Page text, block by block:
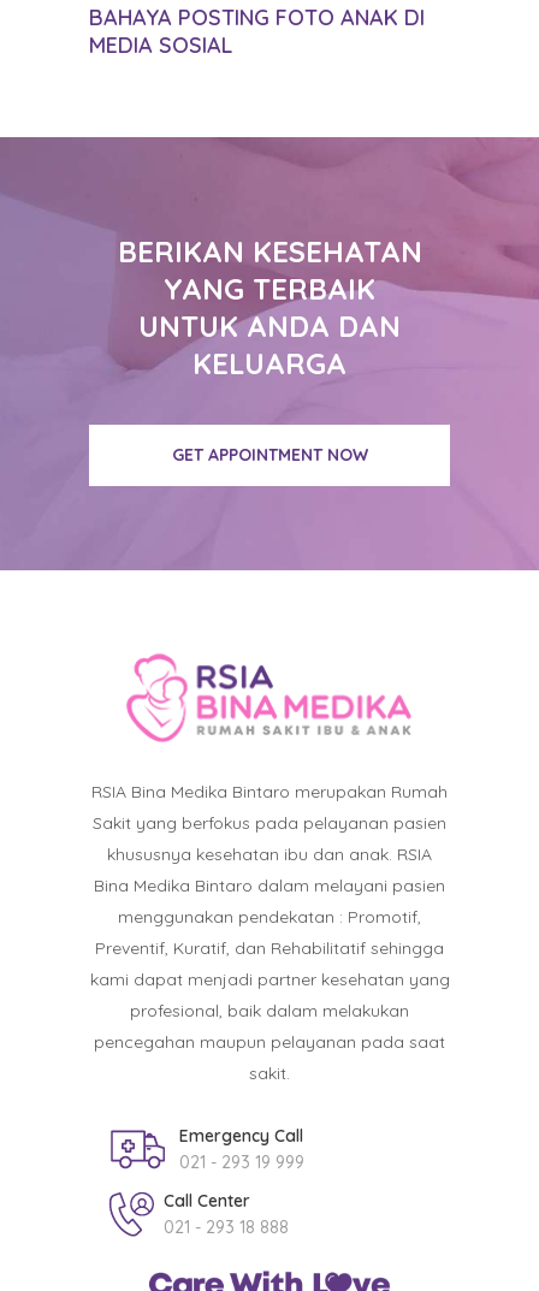
BAHAYA POSTING FOTO ANAK DI
MEDIA SOSIAL
BERIKAN KESEHATAN
YANG TERBAIK
UNTUK ANDA DAN
KELUARGA
GET APPOINTMENT NOW
RSIA Bina Medika Bintaro merupakan Rumah
Sakit yang berfokus pada pelayanan pasien
khususnya kesehatan ibu dan anak. RSIA
Bina Medika Bintaro dalam melayani pasien
menggunakan pendekatan : Promotif,
Preventif, Kuratif, dan Rehabilitatif sehingga
kami dapat menjadi partner kesehatan yang
profesional, baik dalam melakukan
pencegahan maupun pelayanan pada saat
sakit.
Emergency Call
021 - 293 19 999
Call Center
021 - 293 18 888